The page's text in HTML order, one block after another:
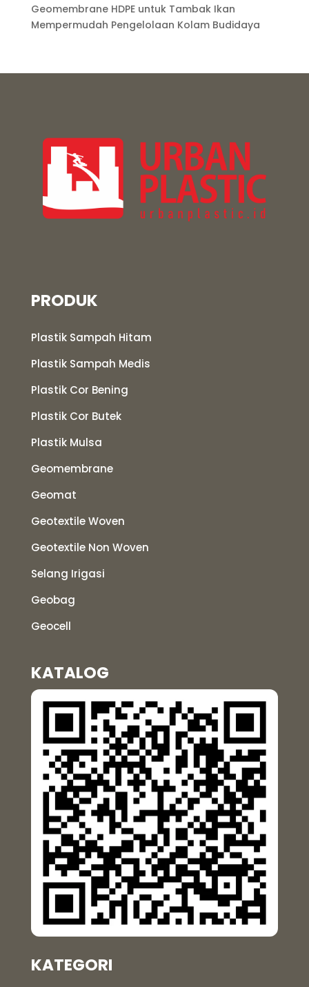
Geomembrane HDPE untuk Tambak Ikan
Mempermudah Pengelolaan Kolam Budidaya
PRODUK
Plastik Sampah Hitam
Plastik Sampah Medis
Plastik Cor Bening
Plastik Cor Butek
Plastik Mulsa
Geomembrane
Geomat
Geotextile Woven
Geotextile Non Woven
Selang Irigasi
Geobag
Geocell
KATALOG
KATEGORI